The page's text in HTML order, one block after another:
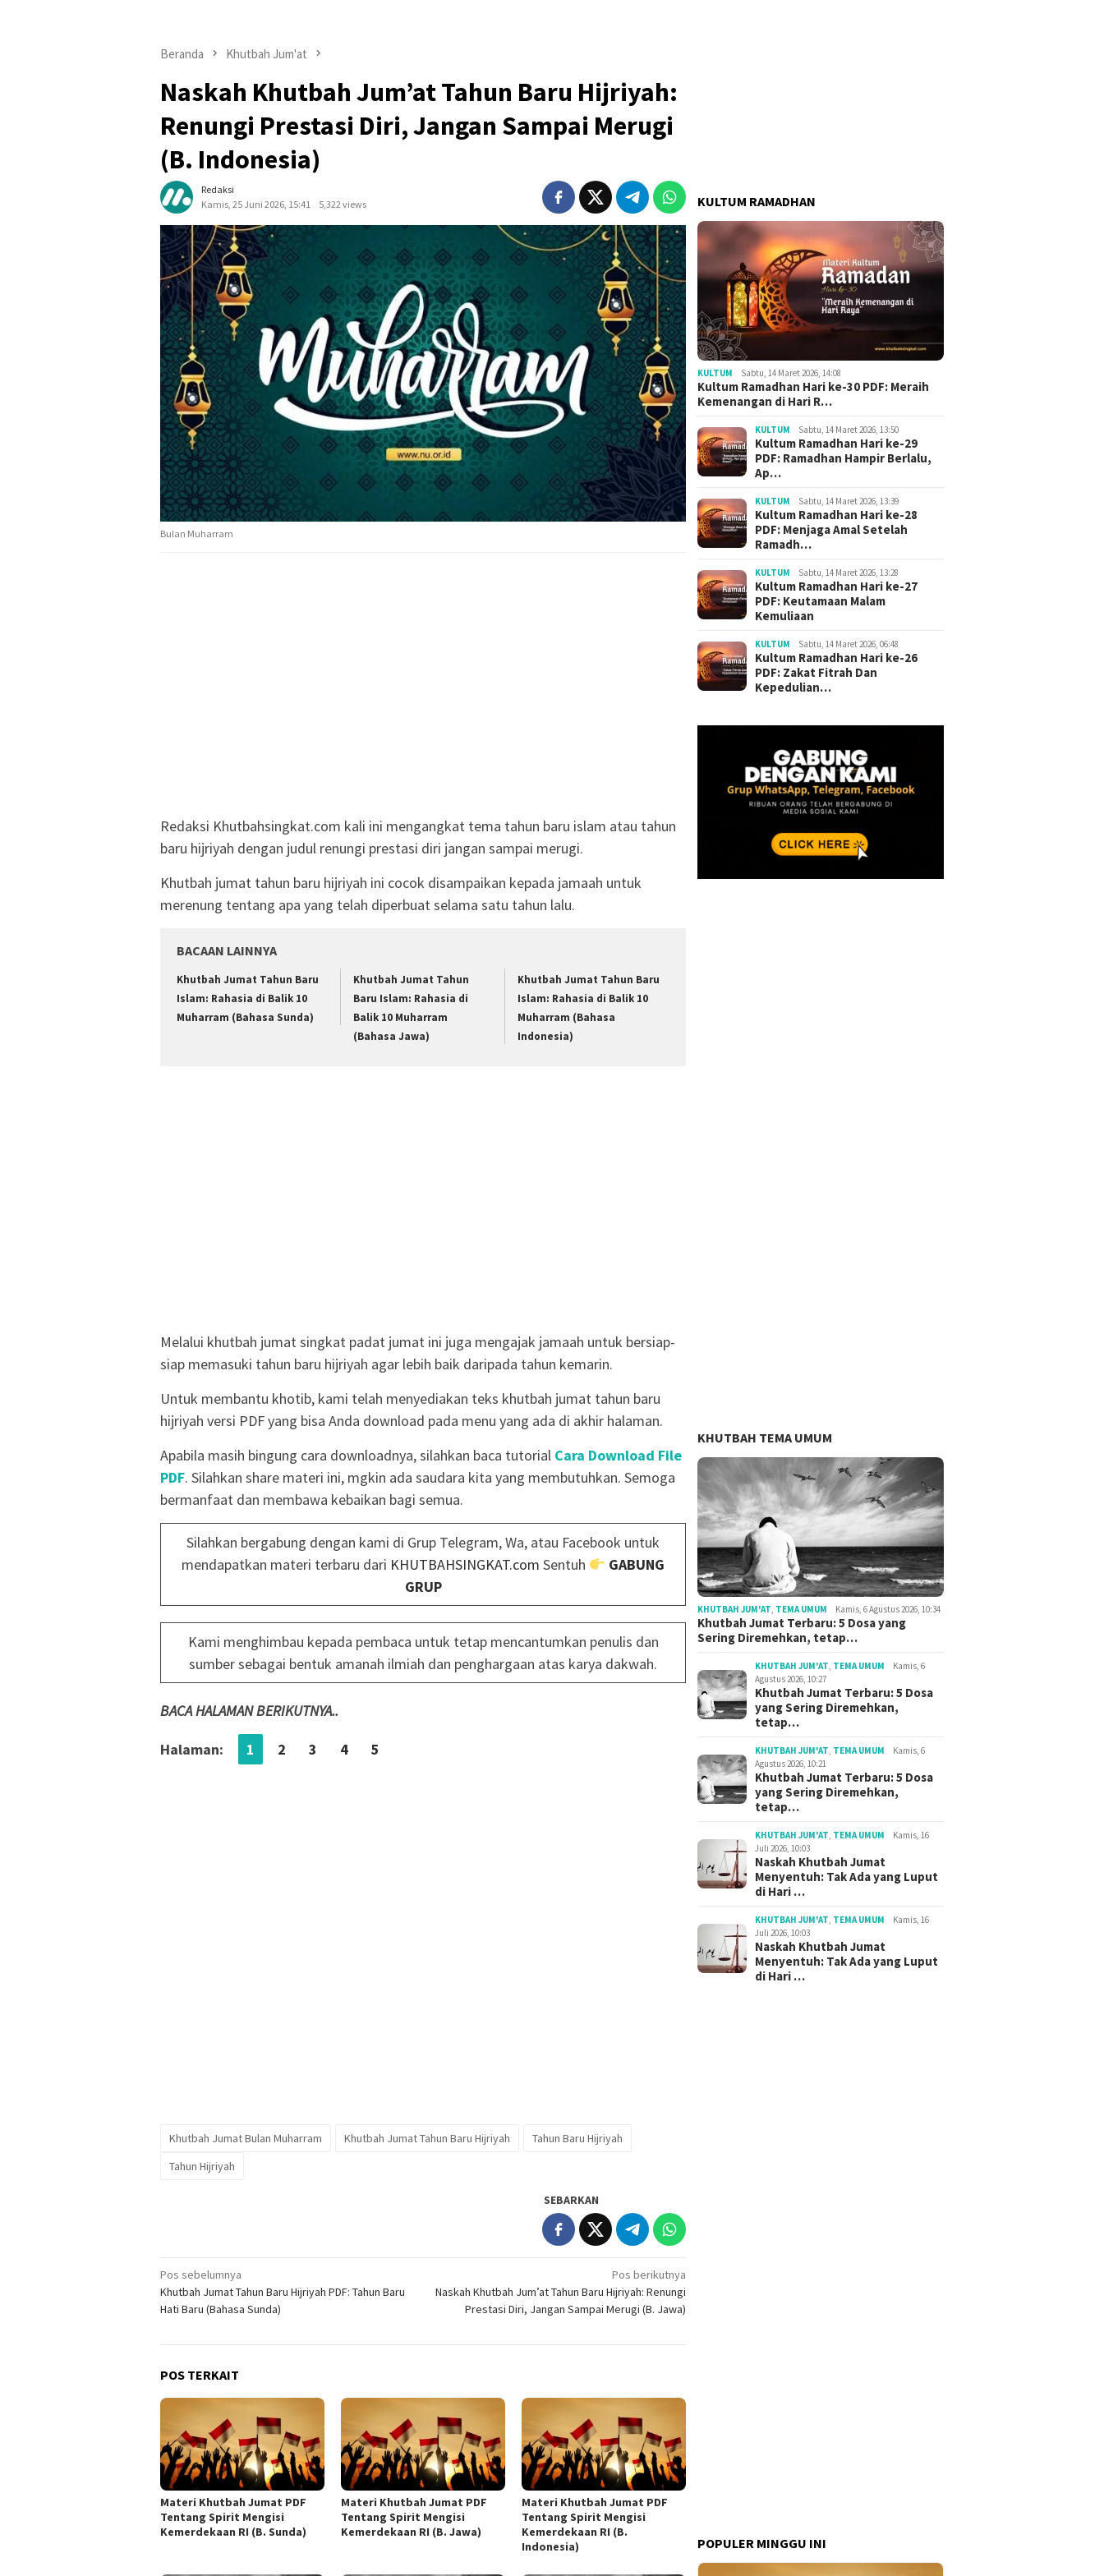
Beranda Khutbah Jum'at
Naskah Khutbah Jum’at Tahun Baru Hijriyah:
Renungi Prestasi Diri, Jangan Sampai Merugi
(B. Indonesia)
Redaksi
Kamis, 25 Juni 2026, 15:41
5,322 views
Bulan Muharram
Redaksi Khutbahsingkat.com kali ini mengangkat tema tahun baru islam atau tahun
baru hijriyah dengan judul renungi prestasi diri jangan sampai merugi.
Khutbah jumat tahun baru hijriyah ini cocok disampaikan kepada jamaah untuk
merenung tentang apa yang telah diperbuat selama satu tahun lalu.
BACAAN LAINNYA
Khutbah Jumat Tahun Baru
Islam: Rahasia di Balik 10
Muharram (Bahasa Sunda)
Khutbah Jumat Tahun
Baru Islam: Rahasia di
Balik 10 Muharram
(Bahasa Jawa)
Khutbah Jumat Tahun Baru
Islam: Rahasia di Balik 10
Muharram (Bahasa
Indonesia)
Melalui khutbah jumat singkat padat jumat ini juga mengajak jamaah untuk bersiap-
siap memasuki tahun baru hijriyah agar lebih baik daripada tahun kemarin.
Untuk membantu khotib, kami telah menyediakan teks khutbah jumat tahun baru
hijriyah versi PDF yang bisa Anda download pada menu yang ada di akhir halaman.
Apabila masih bingung cara downloadnya, silahkan baca tutorial Cara Download File
PDF. Silahkan share materi ini, mgkin ada saudara kita yang membutuhkan. Semoga
bermanfaat dan membawa kebaikan bagi semua.
Silahkan bergabung dengan kami di Grup Telegram, Wa, atau Facebook untuk
mendapatkan materi terbaru dari KHUTBAHSINGKAT.com Sentuh
GABUNG
GRUP
Kami menghimbau kepada pembaca untuk tetap mencantumkan penulis dan
sumber sebagai bentuk amanah ilmiah dan penghargaan atas karya dakwah.
BACA HALAMAN BERIKUTNYA..
Halaman: 1 2 3 4 5
Khutbah Jumat Bulan Muharram Khutbah Jumat Tahun Baru Hijriyah
Tahun Baru Hijriyah
Tahun Hijriyah
SEBARKAN
Navigasi
pos
Pos sebelumnya
Khutbah Jumat Tahun Baru Hijriyah PDF: Tahun Baru
Hati Baru (Bahasa Sunda)
Pos berikutnya
Naskah Khutbah Jum’at Tahun Baru Hijriyah: Renungi
Prestasi Diri, Jangan Sampai Merugi (B. Jawa)
POS TERKAIT
Materi Khutbah Jumat PDF
Tentang Spirit Mengisi
Kemerdekaan RI (B. Sunda)
Materi Khutbah Jumat PDF
Tentang Spirit Mengisi
Kemerdekaan RI (B. Jawa)
Materi Khutbah Jumat PDF
Tentang Spirit Mengisi
Kemerdekaan RI (B.
Indonesia)
KULTUM RAMADHAN
KULTUM Sabtu, 14 Maret 2026, 14:08
Kultum Ramadhan Hari ke-30 PDF: Meraih
Kemenangan di Hari R…
KULTUM Sabtu, 14 Maret 2026, 13:50
Kultum Ramadhan Hari ke-29
PDF: Ramadhan Hampir Berlalu,
Ap…
KULTUM Sabtu, 14 Maret 2026, 13:39
Kultum Ramadhan Hari ke-28
PDF: Menjaga Amal Setelah
Ramadh…
KULTUM Sabtu, 14 Maret 2026, 13:28
Kultum Ramadhan Hari ke-27
PDF: Keutamaan Malam
Kemuliaan
KULTUM Sabtu, 14 Maret 2026, 06:48
Kultum Ramadhan Hari ke-26
PDF: Zakat Fitrah Dan
Kepedulian…
KHUTBAH TEMA UMUM
KHUTBAH JUM'AT, TEMA UMUM Kamis, 6 Agustus 2026, 10:34
Khutbah Jumat Terbaru: 5 Dosa yang
Sering Diremehkan, tetap…
KHUTBAH JUM'AT, TEMA UMUM
Kamis, 6
Agustus 2026, 10:27
Khutbah Jumat Terbaru: 5 Dosa
yang Sering Diremehkan,
tetap…
KHUTBAH JUM'AT, TEMA UMUM
Kamis, 6
Agustus 2026, 10:21
Khutbah Jumat Terbaru: 5 Dosa
yang Sering Diremehkan,
tetap…
KHUTBAH JUM'AT, TEMA UMUM
Kamis, 16
Juli 2026, 10:03
Naskah Khutbah Jumat
Menyentuh: Tak Ada yang Luput
di Hari …
KHUTBAH JUM'AT, TEMA UMUM
Kamis, 16
Juli 2026, 10:03
Naskah Khutbah Jumat
Menyentuh: Tak Ada yang Luput
di Hari …
POPULER MINGGU INI